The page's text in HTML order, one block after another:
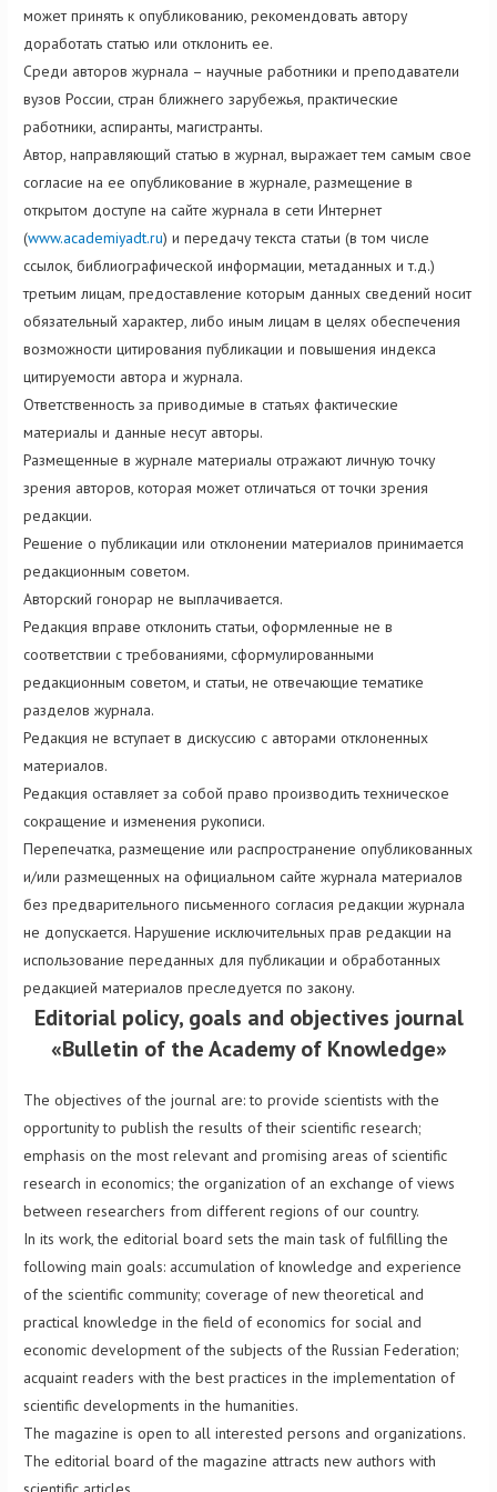
может принять к опубликованию, рекомендовать автору
доработать статью или отклонить ее.
Среди авторов журнала – научные работники и преподаватели
вузов России, стран ближнего зарубежья, практические
работники, аспиранты, магистранты.
Автор, направляющий статью в журнал, выражает тем самым свое
согласие на ее опубликование в журнале, размещение в
открытом доступе на сайте журнала в сети Интернет
(www.academiyadt.ru) и передачу текста статьи (в том числе
ссылок, библиографической информации, метаданных и т.д.)
третьим лицам, предоставление которым данных сведений носит
обязательный характер, либо иным лицам в целях обеспечения
возможности цитирования публикации и повышения индекса
цитируемости автора и журнала.
Ответственность за приводимые в статьях фактические
материалы и данные несут авторы.
Размещенные в журнале материалы отражают личную точку
зрения авторов, которая может отличаться от точки зрения
редакции.
Решение о публикации или отклонении материалов принимается
редакционным советом.
Авторский гонорар не выплачивается.
Редакция вправе отклонить статьи, оформленные не в
соответствии с требованиями, сформулированными
редакционным советом, и статьи, не отвечающие тематике
разделов журнала.
Редакция не вступает в дискуссию с авторами отклоненных
материалов.
Редакция оставляет за собой право производить техническое
сокращение и изменения рукописи.
Перепечатка, размещение или распространение опубликованных
и/или размещенных на официальном сайте журнала материалов
без предварительного письменного согласия редакции журнала
не допускается. Нарушение исключительных прав редакции на
использование переданных для публикации и обработанных
редакцией материалов преследуется по закону.
Editorial policy, goals and objectives journal
«Bulletin of the Academy of Knowledge»
The objectives of the journal are: to provide scientists with the
opportunity to publish the results of their scientific research;
emphasis on the most relevant and promising areas of scientific
research in economics; the organization of an exchange of views
between researchers from different regions of our country.
In its work, the editorial board sets the main task of fulfilling the
following main goals: accumulation of knowledge and experience
of the scientific community; coverage of new theoretical and
practical knowledge in the field of economics for social and
economic development of the subjects of the Russian Federation;
acquaint readers with the best practices in the implementation of
scientific developments in the humanities.
The magazine is open to all interested persons and organizations.
The editorial board of the magazine attracts new authors with